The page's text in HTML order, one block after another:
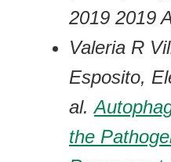
2019 2019
Valeria R
Esposito,
al.
the